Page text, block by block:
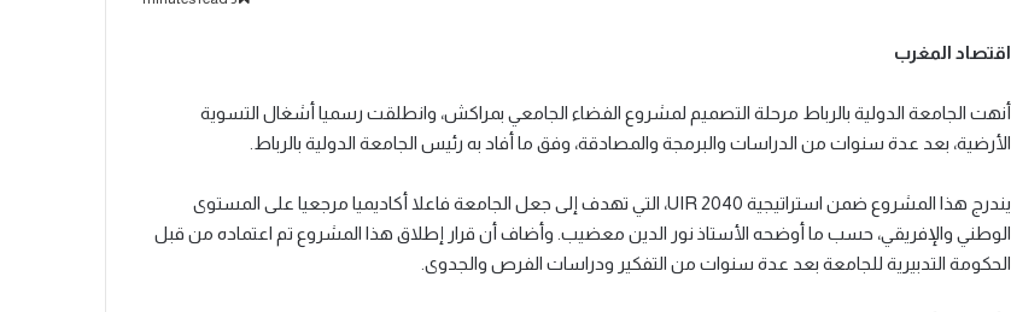
اقتصاد المغرب
أنهت الجامعة الدولية بالرباط مرحلة التصميم لمشروع الفضاء الجامعي بمراكش، وانطلقت رسميا أشغال التسوية
الأرضية، بعد عدة سنوات من الدراسات والبرمجة والمصادقة، وفق ما أفاد به رئيس الجامعة الدولية بالرباط.
يندرج هذا المشروع ضمن استراتيجية UIR 2040، التي تهدف إلى جعل الجامعة فاعلا أكاديميا مرجعيا على المستوى
الوطني والإفريقي، حسب ما أوضحه الأستاذ نور الدين معضيب. وأضاف أن قرار إطلاق هذا المشروع تم اعتماده من قبل
الحكومة التدبيرية للجامعة بعد عدة سنوات من التفكير ودراسات الفرص والجدوى.